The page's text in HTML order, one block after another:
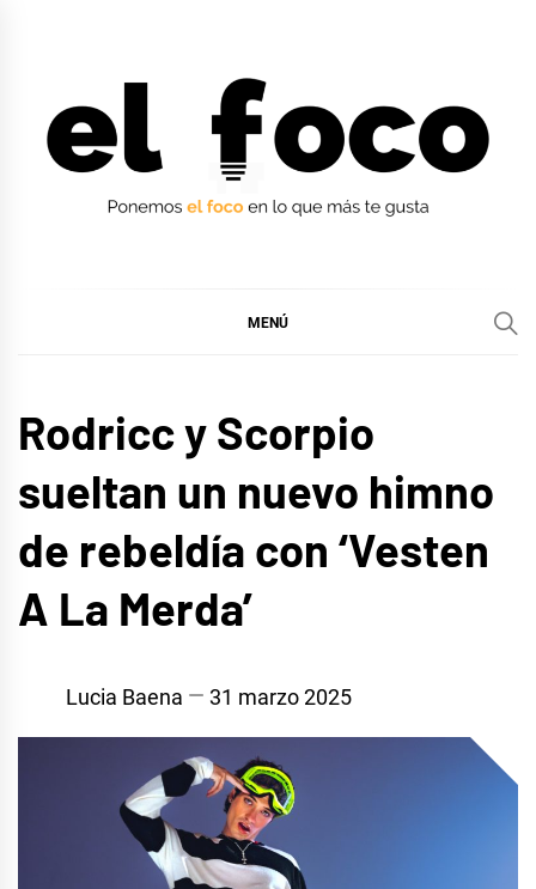
MENÚ
Rodricc y Scorpio
sueltan un nuevo himno
de rebeldía con ‘Vesten
A La Merda’
Lucia Baena 31 marzo 2025